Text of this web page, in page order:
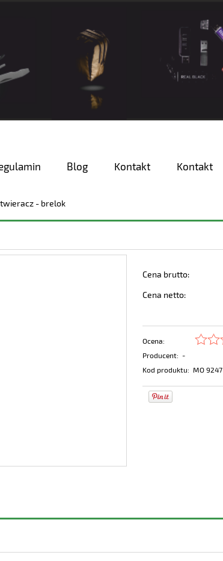
Blog Kontakt Kontakt
- brelok
Cena brutto:
Cena netto:
Ocena:
Producent: -
Kod produktu: MO 9247